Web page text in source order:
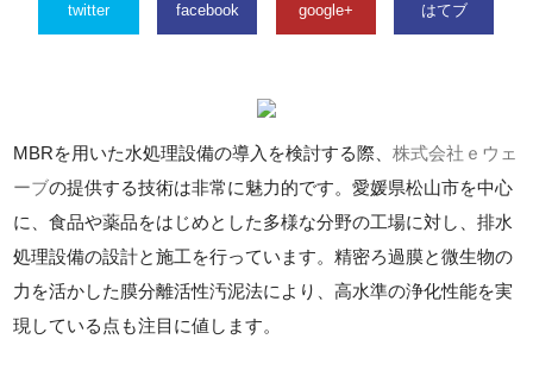
twitter facebook google+ はてブ
MBRを用いた水処理設備の導入を検討する際、株式会社ｅウェ
ーブの提供する技術は非常に魅力的です。愛媛県松山市を中心
に、食品や薬品をはじめとした多様な分野の工場に対し、排水
処理設備の設計と施工を行っています。精密ろ過膜と微生物の
力を活かした膜分離活性汚泥法により、高水準の浄化性能を実
現している点も注目に値します。